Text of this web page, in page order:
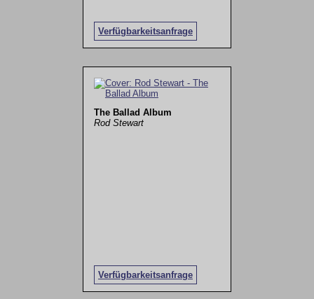
Verfügbarkeitsanfrage
The Ballad Album
Rod Stewart
Verfügbarkeitsanfrage